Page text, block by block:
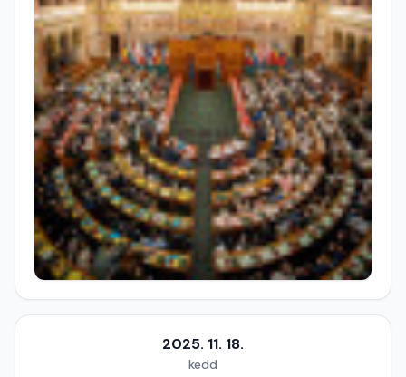
2025. 11. 18.
kedd